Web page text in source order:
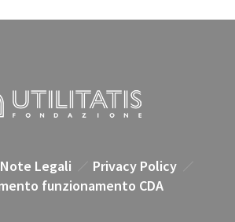
Note Legali
Privacy Policy
funzionamento CDA